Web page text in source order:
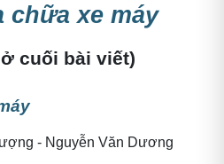
Nghề sửa chữa xe máy
chữa xe máy
ở cuối bài viết)
- Nguyễn Văn Dương